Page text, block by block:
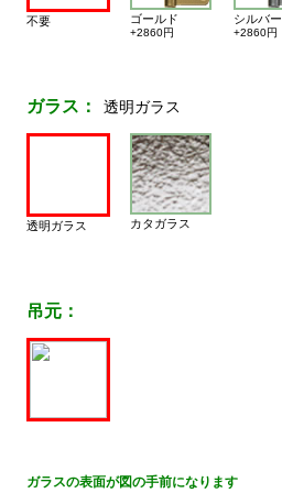
不要 ゴールド
+2860円
シルバー
+2860円
ガラス： 透明ガラス
透明ガラス カタガラス
吊元：
ガラスの表面が図の手前になります